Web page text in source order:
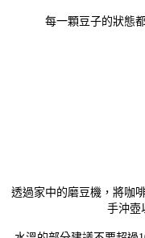
每一顆豆子的狀態
透過家中的磨豆機，將咖
手沖壺